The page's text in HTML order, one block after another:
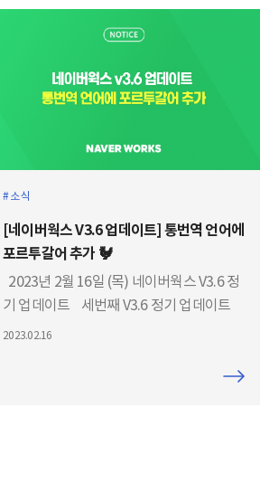
소식
[네이버웍스 V3.6 업데이트] 통번역 언어에
포르투갈어 추가 🐓
2023년 2월 16일 (목) 네이버웍스 V3.6 정
기 업데이트 ​ 세번째 V3.6 정기 업데이트
포스팅에서는 새로 추가된 통번역 언어와
모아 소개해드릴게요. 네이버웍스 통번역
2023.02.16